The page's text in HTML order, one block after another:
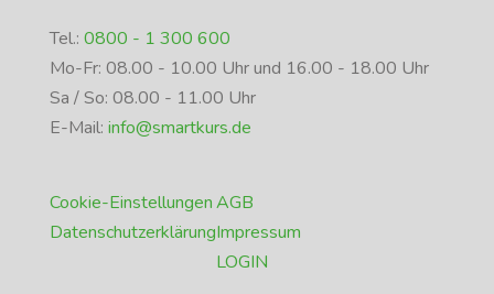
Tel.: 0800 - 1 300 600
Mo-Fr: 08.00 - 10.00 Uhr und 16.00 - 18.00 Uhr
Sa / So: 08.00 - 11.00 Uhr
E-Mail: info@smartkurs.de
Cookie-Einstellungen
Datenschutzerklärung
AGB
Impressum
LOGIN